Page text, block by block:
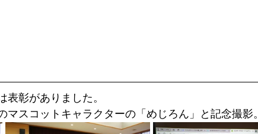
彰がありました。
スコットキャラクターの「めじろん」と記念撮影。